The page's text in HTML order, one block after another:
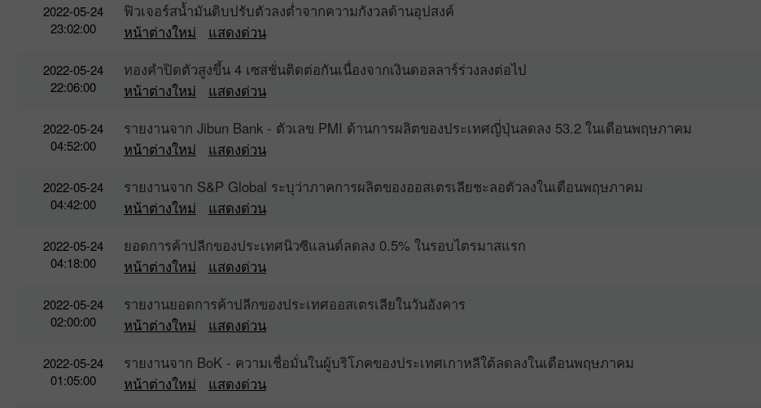
2022-05-24
23:02:00
ฟิวเจอร์สน้ำมันดิบปรับตัวลงต่ำจากความกังวลด้านอุปสงค์
หน้าต่างใหม่
แสดงด่วน
2022-05-24
22:06:00
ทองคำปิดตัวสูงขึ้น 4 เซสชั่นติดต่อกันเนื่องจากเงินดอลลาร์ร่วงลงต่อไป
หน้าต่างใหม่
แสดงด่วน
2022-05-24
04:52:00
รายงานจาก Jibun Bank - ตัวเลข PMI ด้านการผลิตของประเทศญี่ปุ่นลดลง 53.2 ในเดือนพฤษภาคม
หน้าต่างใหม่
แสดงด่วน
2022-05-24
04:42:00
รายงานจาก S&P Global ระบุว่าภาคการผลิตของออสเตรเลียชะลอตัวลงในเดือนพฤษภาคม
หน้าต่างใหม่
แสดงด่วน
2022-05-24
04:18:00
ยอดการค้าปลีกของประเทศนิวซีแลนด์ลดลง 0.5% ในรอบไตรมาสแรก
หน้าต่างใหม่
แสดงด่วน
2022-05-24
02:00:00
รายงานยอดการค้าปลีกของประเทศออสเตรเลียในวันอังคาร
หน้าต่างใหม่
แสดงด่วน
2022-05-24
01:05:00
รายงานจาก BoK - ความเชื่อมั่นในผู้บริโภคของประเทศเกาหลีใต้ลดลงในเดือนพฤษภาคม
หน้าต่างใหม่
แสดงด่วน